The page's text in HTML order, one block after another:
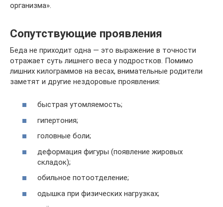
организма».
Сопутствующие проявления
Беда не приходит одна — это выражение в точности
отражает суть лишнего веса у подростков. Помимо
лишних килограммов на весах, внимательные родители
заметят и другие нездоровые проявления:
быстрая утомляемость;
гипертония;
головные боли;
деформация фигуры (появление жировых
складок);
обильное потоотделение;
одышка при физических нагрузках;